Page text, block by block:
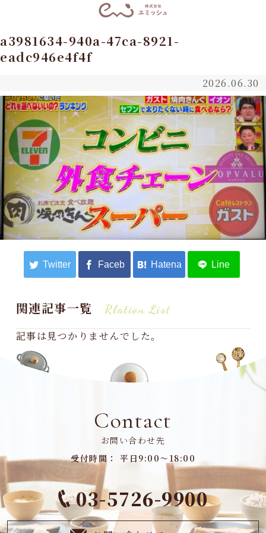
a3981634-940a-47ca-8921-
eadc946e4f4f
2026.06.30
関連記事一覧 Rlation List
記事は見つかりませんでした。
Contact
お問い合わせ先
受付時間： 平日9:00～18:00
03-5726-9900